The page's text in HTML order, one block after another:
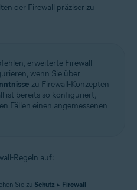
der Firewall präziser zu
erweiterte Firewall-
wenn Sie über
zu Firewall-Konzepten
ist bereits so konfiguriert,
Fällen einen angemessenen
Regeln auf:
Sie zu Schutz ▸ Firewall